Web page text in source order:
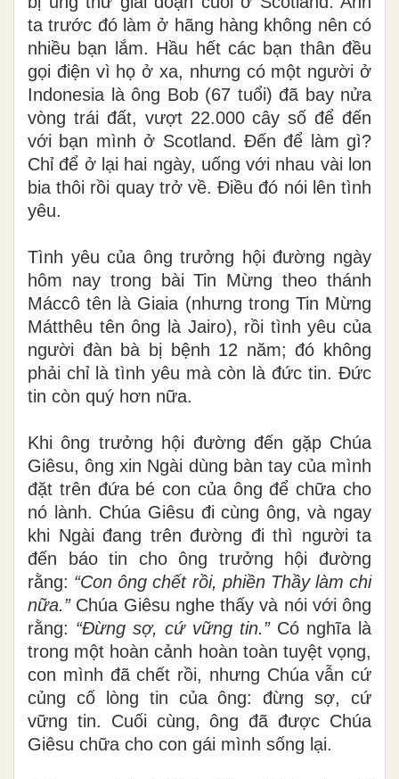
ta trước đó làm ở hãng hàng không nên có
nhiều bạn lắm. Hầu hết các bạn thân đều
gọi điện vì họ ở xa, nhưng có một người ở
Indonesia là ông Bob (67 tuổi) đã bay nửa
vòng trái đất, vượt 22.000 cây số để đến
với bạn mình ở Scotland. Đến để làm gì?
Chỉ để ở lại hai ngày, uống với nhau vài lon
bia thôi rồi quay trở về. Điều đó nói lên tình
yêu.
Tình yêu của ông trưởng hội đường ngày
hôm nay trong bài Tin Mừng theo thánh
Máccô tên là Giaia (nhưng trong Tin Mừng
Mátthêu tên ông là Jairo), rồi tình yêu của
người đàn bà bị bệnh 12 năm; đó không
phải chỉ là tình yêu mà còn là đức tin. Đức
tin còn quý hơn nữa.
Khi ông trưởng hội đường đến gặp Chúa
Giêsu, ông xin Ngài dùng bàn tay của mình
đặt trên đứa bé con của ông để chữa cho
nó lành. Chúa Giêsu đi cùng ông, và ngay
khi Ngài đang trên đường đi thì người ta
đến báo tin cho ông trưởng hội đường
rằng: “Con ông chết rồi, phiền Thầy làm chi
nữa.”Chúa Giêsu nghe thấy và nói với ông
rằng: “Đừng sợ, cứ vững tin.”Có nghĩa là
trong một hoàn cảnh hoàn toàn tuyệt vọng,
con mình đã chết rồi, nhưng Chúa vẫn cứ
củng cố lòng tin của ông: đừng sợ, cứ
vững tin. Cuối cùng, ông đã được Chúa
Giêsu chữa cho con gái mình sống lại.